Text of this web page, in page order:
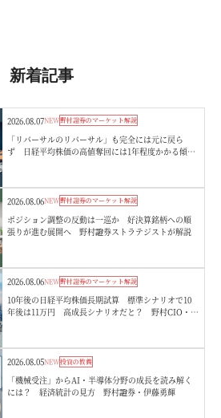
新着記事
2026.08.07NEW野村證券のマーケット解説
「リバーサルのリバーサル」も完全には元に戻ら
ず 日経平均株価の高値奪回には1年程度かかる傾
2026.08.06NEW野村證券のマーケット解説
ポジション調整の反動は一巡か 好決算銘柄への順
張りが進む展開へ 野村證券ストラテジストが解説
2026.08.06NEW野村證券のマーケット解説
10年後の日経平均株価長期試算 標準シナリオで10
年後は11万円 高成長シナリオだと？ 野村CIO・宮
2026.08.05NEW投資の教養
「機械受注」からAI・半導体分野の成長を読み解く
には？ 経済統計の見方 野村證券・伊藤勇輝